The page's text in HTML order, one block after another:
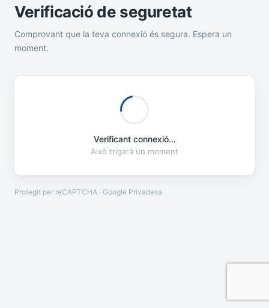
Verificació de seguretat
Comprovant que la teva connexió és segura. Espera un
moment.
Verificant connexió...
Això trigarà un moment
Protegit per reCAPTCHA · Google Privadesa